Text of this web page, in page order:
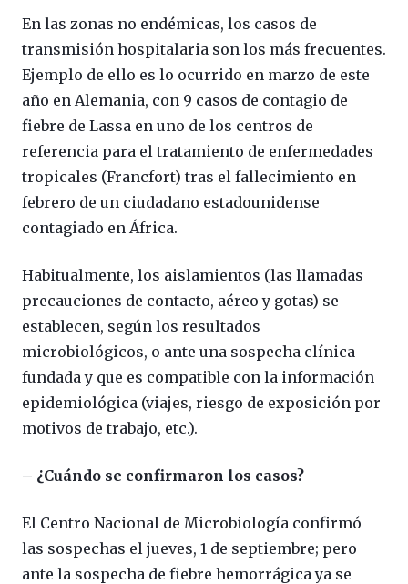
En las zonas no endémicas, los casos de
transmisión hospitalaria son los más frecuentes.
Ejemplo de ello es lo ocurrido en marzo de este
año en Alemania, con 9 casos de contagio de
fiebre de Lassa en uno de los centros de
referencia para el tratamiento de enfermedades
tropicales (Francfort) tras el fallecimiento en
febrero de un ciudadano estadounidense
contagiado en África.
Habitualmente, los aislamientos (las llamadas
precauciones de contacto, aéreo y gotas) se
establecen, según los resultados
microbiológicos, o ante una sospecha clínica
fundada y que es compatible con la información
epidemiológica (viajes, riesgo de exposición por
motivos de trabajo, etc.).
– ¿Cuándo se confirmaron los casos?
El Centro Nacional de Microbiología confirmó
las sospechas el jueves, 1 de septiembre; pero
ante la sospecha de fiebre hemorrágica ya se